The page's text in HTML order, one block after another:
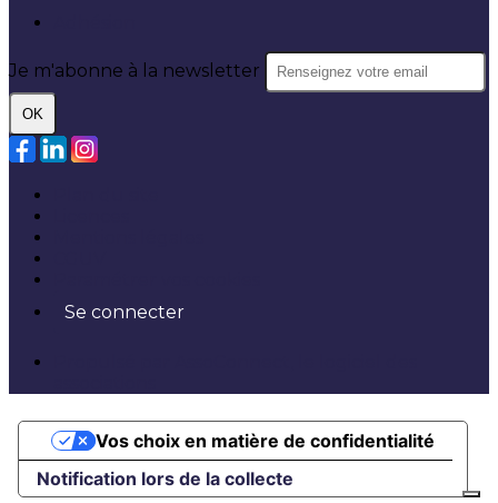
Je m'abonne à la newsletter
OK
Se connecter
Notification lors de la collecte
Vos choix en matière de confidentialité